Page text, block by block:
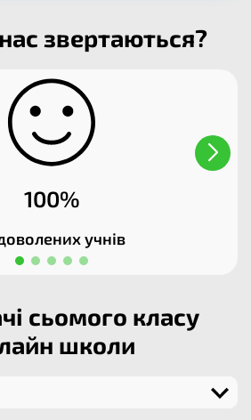
звертаються?
100%
учнів
сьомого класу
школи​